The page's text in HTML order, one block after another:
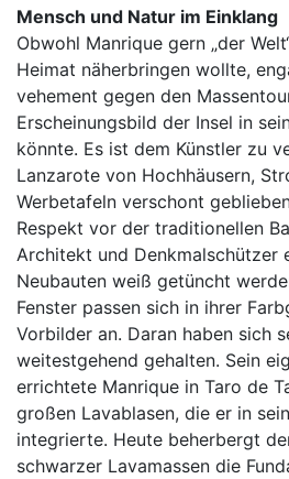
Mensch und Natur im Einklang
Obwohl Manrique gern „der
Heimat näherbringen wollte,
vehement gegen den
Erscheinungsbild der Insel in
könnte. Es ist dem Künstler zu
Lanzarote von Hochhäusern,
Werbetafeln verschont
Respekt vor der traditionellen
Architekt und Denkmalschützer
Neubauten weiß getüncht
Fenster passen sich in ihrer
Vorbilder an. Daran haben sich
weitestgehend gehalten. Sein
errichtete Manrique in Taro de
großen Lavablasen, die er in
integrierte. Heute beherbergt
schwarzer Lavamassen die